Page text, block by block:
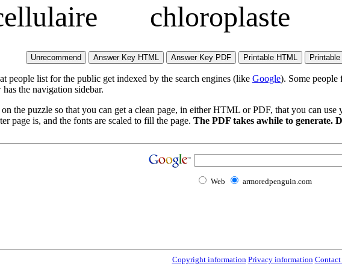
chloroplaste
people list for the public get indexed by the search engines (like Google). Some people
the navigation sidebar.
the puzzle so that you can get a clean page, in either HTML or PDF, that you can
page is, and the fonts are scaled to fill the page. The PDF takes awhile to generate.
Web armoredpenguin.com
Copyright information Privacy information Contact